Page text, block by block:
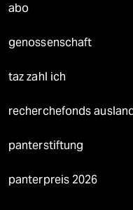
abo
genossenschaft
taz zahl ich
recherchefonds
panterstiftung
panterpreis 2026